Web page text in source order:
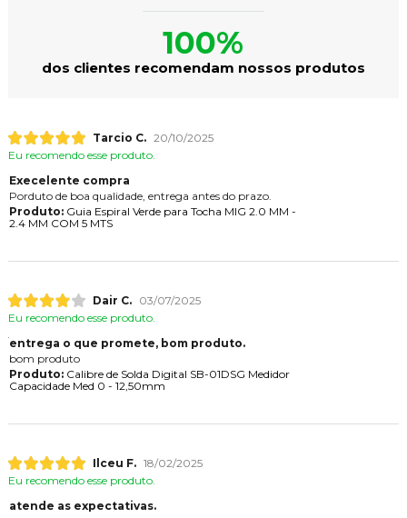
100%
dos clientes recomendam nossos produtos
Tarcio C. 20/10/2025
Eu recomendo esse produto.
Execelente compra
Porduto de boa qualidade, entrega antes do prazo.
Produto:Guia Espiral Verde para Tocha MIG 2.0 MM -
2.4 MM COM 5 MTS
Dair C.
03/07/2025
Eu recomendo esse produto.
entrega o que promete, bom produto.
bom produto
Produto:Calibre de Solda Digital SB-01DSG Medidor
Capacidade Med 0 - 12,50mm
Ilceu F. 18/02/2025
Eu recomendo esse produto.
atende as expectativas.